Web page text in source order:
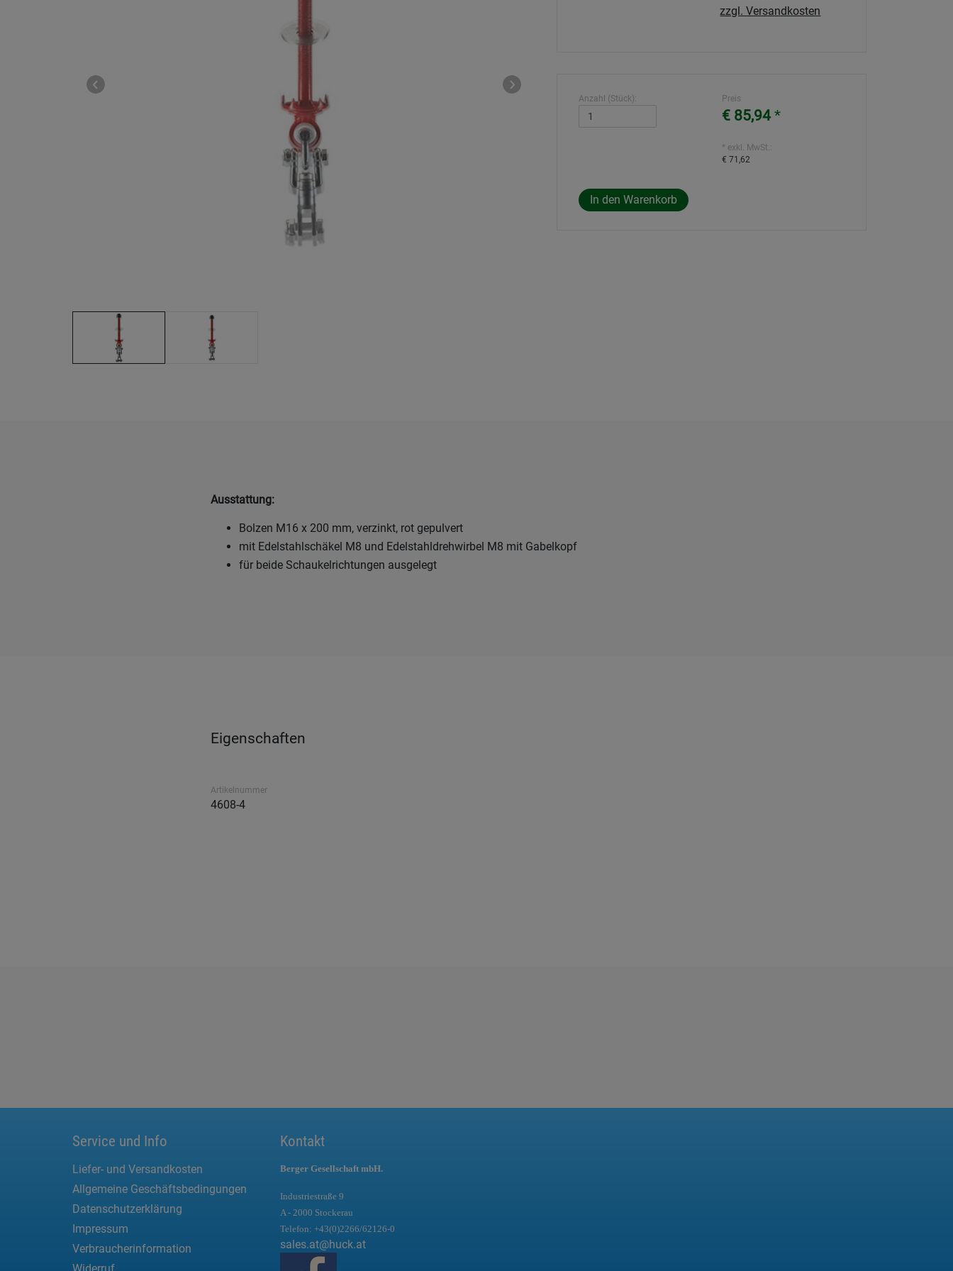
zzgl. Versandkosten
Anzahl (Stück): Preis
€ 85,94*
* exkl. MwSt.:
€ 71,62
Ausstattung:
Bolzen M16 x 200 mm, verzinkt, rot gepulvert
mit Edelstahlschäkel M8 und Edelstahldrehwirbel M8 mit Gabelkopf
für beide Schaukelrichtungen ausgelegt
Eigenschaften
Artikelnummer
4608-4
Service und Info
Liefer- und Versandkosten
Allgemeine Geschäftsbedingungen
Datenschutzerklärung
Impressum
Verbraucherinformation
Kontakt
Berger Gesellschaft mbH.
Industriestraße 9
A - 2000 Stockerau
Telefon: +43(0)2266/62126-0
sales.at@huck.at